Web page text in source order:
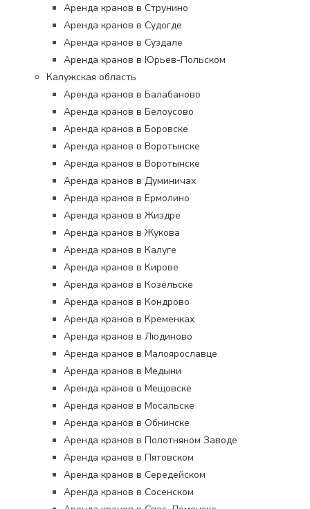
Аренда кранов в Струнино
Аренда кранов в Судогде
Аренда кранов в Суздале
Аренда кранов в Юрьев-Польском
Калужская область
Аренда кранов в Балабаново
Аренда кранов в Белоусово
Аренда кранов в Боровске
Аренда кранов в Воротынске
Аренда кранов в Воротынске
Аренда кранов в Думиничах
Аренда кранов в Ермолино
Аренда кранов в Жиздре
Аренда кранов в Жукова
Аренда кранов в Калуге
Аренда кранов в Кирове
Аренда кранов в Козельске
Аренда кранов в Кондрово
Аренда кранов в Кременках
Аренда кранов в Людиново
Аренда кранов в Малоярославце
Аренда кранов в Медыни
Аренда кранов в Мещовске
Аренда кранов в Мосальске
Аренда кранов в Обнинске
Аренда кранов в Полотняном Заводе
Аренда кранов в Пятовском
Аренда кранов в Середейском
Аренда кранов в Сосенском